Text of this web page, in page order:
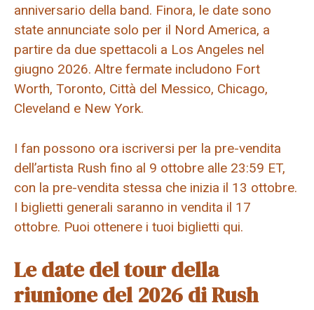
anniversario della band. Finora, le date sono
state annunciate solo per il Nord America, a
partire da due spettacoli a Los Angeles nel
giugno 2026. Altre fermate includono Fort
Worth, Toronto, Città del Messico, Chicago,
Cleveland e New York.
I fan possono ora iscriversi per la pre-vendita
dell’artista Rush fino al 9 ottobre alle 23:59 ET,
con la pre-vendita stessa che inizia il 13 ottobre.
I biglietti generali saranno in vendita il 17
ottobre. Puoi ottenere i tuoi biglietti qui.
Le date del tour della
riunione del 2026 di Rush